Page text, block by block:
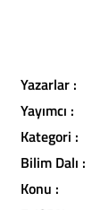
Yazarlar :
Yayımcı :
Kategori :
Bilim Dalı :
Konu :